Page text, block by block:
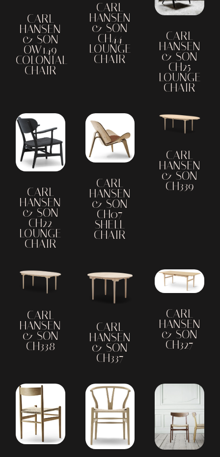
CARL
HANSEN
& SON
OW149
COLONIAL
CHAIR
CARL
HANSEN
& SON
CH44
LOUNGE
CHAIR
CARL
HANSEN
& SON
CH25
LOUNGE
CHAIR
CARL
HANSEN
& SON
CH22
LOUNGE
CHAIR
CARL
HANSEN
& SON
CH07
SHELL
CHAIR
CARL
HANSEN
& SON
CH339
CARL
HANSEN
& SON
CH338
CARL
HANSEN
& SON
CH337
CARL
HANSEN
& SON
CH327